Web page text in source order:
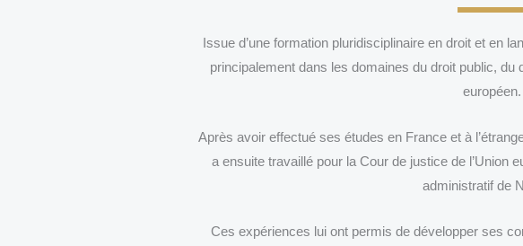
Issue d’une formation pluridisciplinaire en droit et en
principalement dans les domaines du droit public, du
européen.
Après avoir effectué ses études en France et à
a ensuite travaillé pour la Cour de justice de l’Union
administratif de
Ces expériences lui ont permis de développer ses